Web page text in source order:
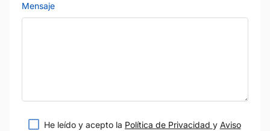
Mensaje
He leído y acepto la Política de Privacidad y Aviso